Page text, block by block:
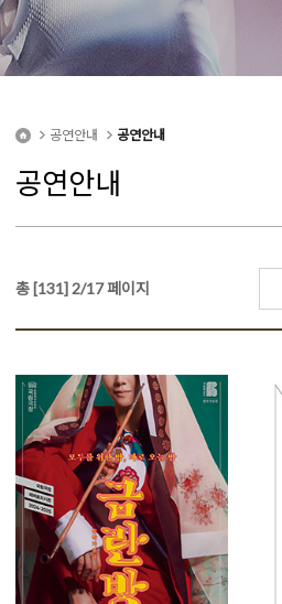
공연안내 공연안내
공연안내
총 [131] 2/17 페이지